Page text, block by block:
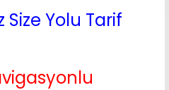
Size Yolu Tarif